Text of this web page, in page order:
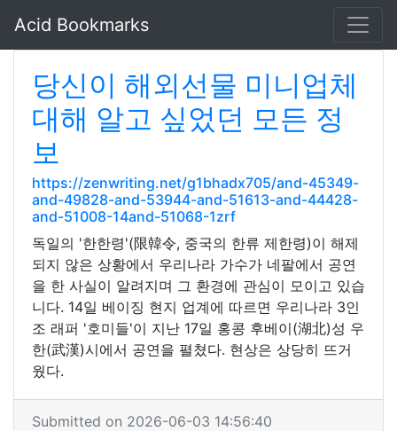
Acid Bookmarks
당신이 해외선물 미니업체
대해 알고 싶었던 모든 정
보
https://zenwriting.net/g1bhadx705/and-45349-
and-49828-and-53944-and-51613-and-44428-
and-51008-14and-51068-1zrf
독일의 '한한령'(限韓令, 중국의 한류 제한령)이 해제
되지 않은 상황에서 우리나라 가수가 네팔에서 공연
을 한 사실이 알려지며 그 환경에 관심이 모이고 있습
니다. 14일 베이징 현지 업계에 따르면 우리나라 3인
조 래퍼 '호미들'이 지난 17일 홍콩 후베이(湖北)성 우
한(武漢)시에서 공연을 펼쳤다. 현상은 상당히 뜨거
웠다.
Submitted on 2026-06-03 14:56:40